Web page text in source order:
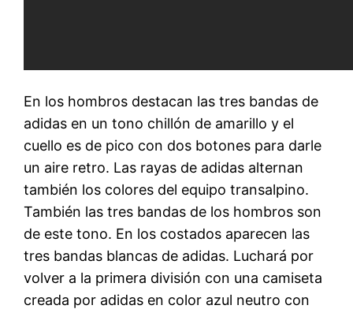
En los hombros destacan las tres bandas de
adidas en un tono chillón de amarillo y el
cuello es de pico con dos botones para darle
un aire retro. Las rayas de adidas alternan
también los colores del equipo transalpino.
También las tres bandas de los hombros son
de este tono. En los costados aparecen las
tres bandas blancas de adidas. Luchará por
volver a la primera división con una camiseta
creada por adidas en color azul neutro con